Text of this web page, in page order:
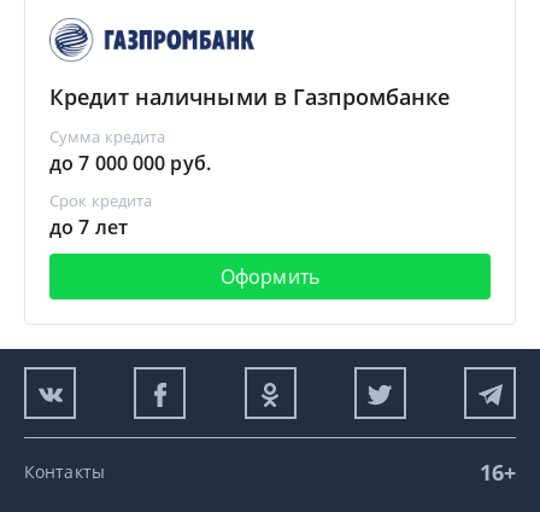
Кредит наличными в Газпромбанке
Сумма кредита
до 7 000 000 руб.
Срок кредита
до 7 лет
Оформить
Контакты 16+